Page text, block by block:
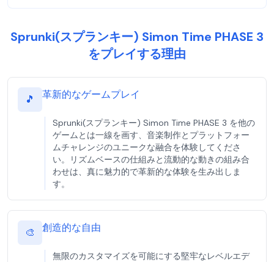
Sprunki(スプランキー) Simon Time PHASE 3
をプレイする理由
🎵 革新的なゲームプレイ
Sprunki(スプランキー) Simon Time PHASE 3 を他の
ゲームとは一線を画す、音楽制作とプラットフォー
ムチャレンジのユニークな融合を体験してくださ
い。リズムベースの仕組みと流動的な動きの組み合
わせは、真に魅力的で革新的な体験を生み出しま
す。
🎨 創造的な自由
無限のカスタマイズを可能にする堅牢なレベルエデ